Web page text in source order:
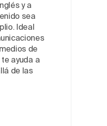
y a
sea
Ideal
de
ayuda a
de las